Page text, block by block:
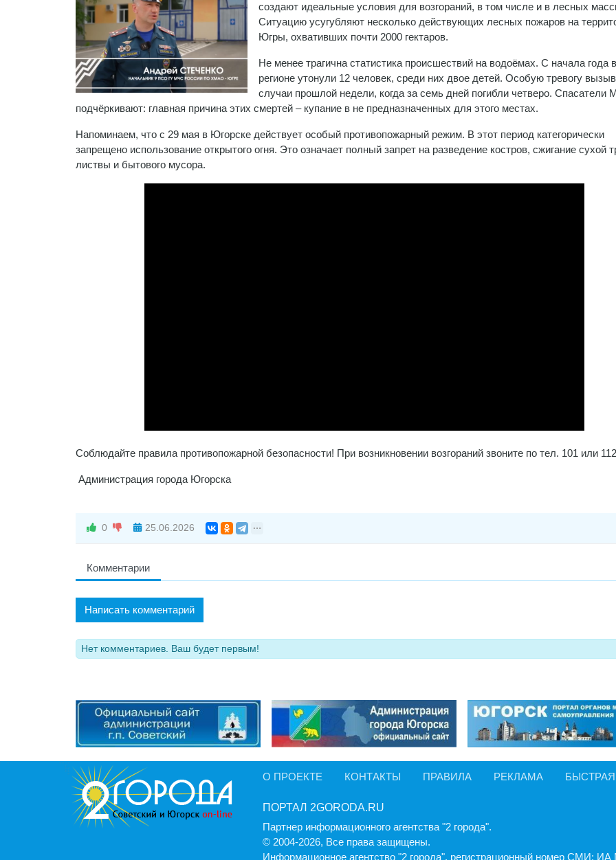
создают идеальные условия для возгораний, в том числе и в лесных
Ситуацию усугубляют несколько действующих лесных пожаров на
Югры, охвативших почти 2000 гектаров.
Не менее трагична статистика происшествий на водоёмах. С начала года в
регионе утонули 12 человек, среди них двое детей. Особую тревогу
случаи прошлой недели, когда за семь дней погибли четверо. Спасатели
подчёркивают: главная причина этих смертей – купание в не предназначенных для этого местах.
Напоминаем, что с 29 мая в Югорске действует особый противопожарный режим. В этот период категорически
запрещено использование открытого огня. Это означает полный запрет на разведение костров, сжигание сухой
листвы и бытового мусора.
Соблюдайте правила противопожарной безопасности! При возникновении возгораний звоните по тел. 101 или
Администрация города Югорска
0 25.06.2026
Комментарии
Написать комментарий
Нет комментариев. Ваш будет первым!
О ПРОЕКТЕ КОНТАКТЫ ПРАВИЛА РЕКЛАМА
ПОРТАЛ 2GORODA.RU
Партнер информационного агентства "2 города".
© 2004-2026, Все права защищены.
Информационное агентство "2 города", регистрационный номер СМИ: